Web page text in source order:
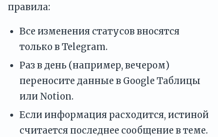
правила:
Все изменения статусов вносятся
только в Telegram.
Раз в день (например, вечером)
переносите данные в Google Таблицы
или Notion.
Если информация расходится, истиной
считается последнее сообщение в теме.